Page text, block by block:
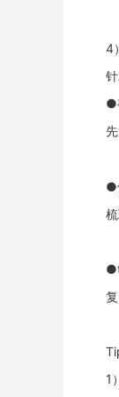
4
●
●
1